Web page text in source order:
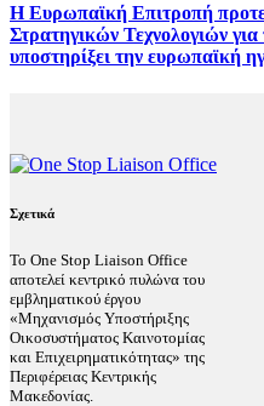
Η Ευρωπαϊκή Επιτροπή
Στρατηγικών Τεχνολογιών
υποστηρίξει την ευρωπαϊκή
Σχετικά
Το One Stop Liaison Office
αποτελεί κεντρικό πυλώνα του
εμβληματικού έργου
«Μηχανισμός Υποστήριξης
Οικοσυστήματος Καινοτομίας
και Επιχειρηματικότητας» της
Περιφέρειας Κεντρικής
Μακεδονίας.